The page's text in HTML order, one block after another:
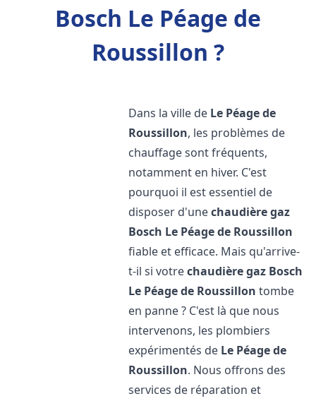
Bosch Le Péage de
Roussillon ?
Dans la ville de Le Péage de
Roussillon, les problèmes de
chauffage sont fréquents,
notamment en hiver. C'est
pourquoi il est essentiel de
disposer d'unechaudière gaz
Bosch Le Péage de Roussillon
fiable et efficace. Mais qu'arrive-
t-il si votrechaudière gaz Bosch
Le Péage de Roussillon tombe
en panne ? C'est là que nous
intervenons, les plombiers
expérimentés de Le Péage de
Roussillon. Nous offrons des
services de réparation et